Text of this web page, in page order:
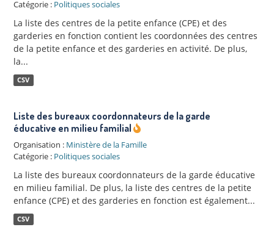
Catégorie : Politiques sociales
La liste des centres de la petite enfance (CPE) et des
garderies en fonction contient les coordonnées des centres
de la petite enfance et des garderies en activité. De plus,
la...
CSV
Liste des bureaux coordonnateurs de la garde
éducative en milieu familial
Organisation : Ministère de la Famille
Catégorie : Politiques sociales
La liste des bureaux coordonnateurs de la garde éducative
en milieu familial. De plus, la liste des centres de la petite
enfance (CPE) et des garderies en fonction est également...
CSV